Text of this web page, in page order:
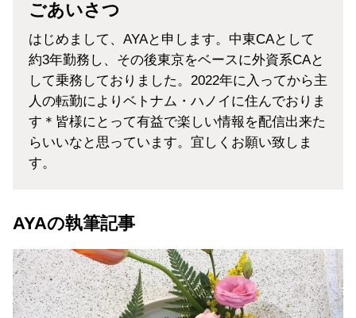
ごあいさつ
はじめまして、AYAと申します。中東CAとして
約3年勤務し、その後東京をベースに外資系CAと
して乗務しておりました。2022年に入ってから主
人の転勤によりベトナム・ハノイに住んでおりま
す＊皆様にとって有益で楽しい情報を配信出来た
らいいなと思っています。宜しくお願い致しま
す。
AYAの執筆記事